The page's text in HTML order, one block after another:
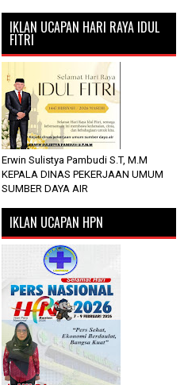
IKLAN UCAPAN HARI RAYA IDUL
FITRI
Erwin Sulistya Pambudi S.T, M.M
KEPALA DINAS PEKERJAAN UMUM
SUMBER DAYA AIR
IKLAN UCAPAN HPN